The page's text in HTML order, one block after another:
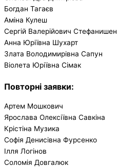
Богдан Тагаєв
Аміна Кулеш
Сергій Валерійович Стефанишен
Анна Юріївна Шухарт
Злата Володимирівна Сапун
Віолета Юріївна Сімак
Повторні заявки:
Артем Мошкович
Ярослава Олексіївна Савкіна
Крістіна Музика
Софія Денисівна Фурсенко
Ілля Логінов
Соломія Довгалюк